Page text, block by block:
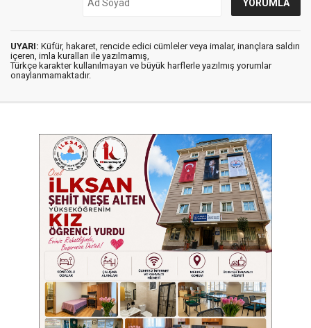
UYARI: Küfür, hakaret, rencide edici cümleler veya imalar, inançlara saldırı
içeren, imla kuralları ile yazılmamış,
Türkçe karakter kullanılmayan ve büyük harflerle yazılmış yorumlar
onaylanmamaktadır.